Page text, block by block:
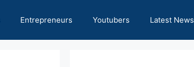
Entrepreneurs Youtubers Latest News